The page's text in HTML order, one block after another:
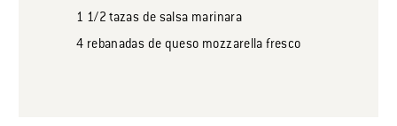
1 1/2 tazas de salsa marinara
4 rebanadas de queso mozzarella fresco